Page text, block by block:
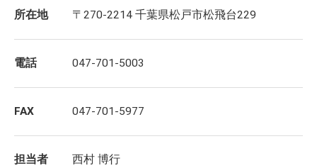
所在地 〒270-2214 千葉県松戸市松飛台229
電話 047-701-5003
FAX 047-701-5977
担当者 西村 博行